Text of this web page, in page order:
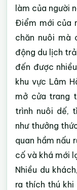
làm của người
Điểm mới của
chăn nuôi mà
động du lịch
đến được
khu vực Lâm
mở cửa trang
trình nuôi dế,
như thưởng
quan hầm nấu
cố và khá mới
Nhiều du
ra thích thú